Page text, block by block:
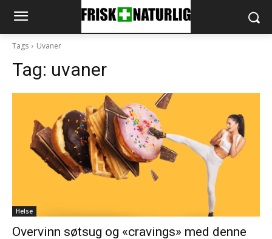
Tags Uvaner
Tag: uvaner
Helse
Overvinn søtsug og «cravings» med denne